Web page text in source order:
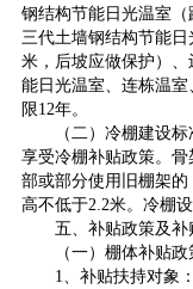
钢结构节能日光温室
三代土墙钢结构节能
米，后坡应做保护）
能日光温室、连栋温
限12年。
（二）冷棚建设标
享受冷棚补贴政策。
部或部分使用旧棚架
高不低于2.2米。冷棚
五、补贴政策及补
（一）棚体补贴政
1、补贴扶持对象：